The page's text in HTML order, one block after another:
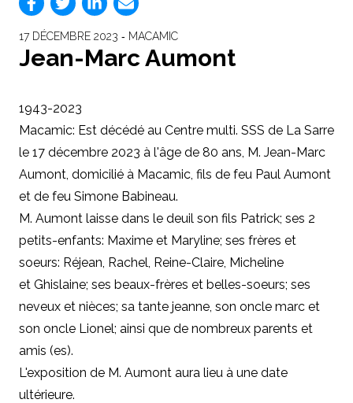
17 DÉCEMBRE 2023 ‐ MACAMIC
Jean-Marc Aumont
1943-2023
Macamic: Est décédé au Centre multi. SSS de La Sarre
le 17 décembre 2023 à l'âge de 80 ans, M. Jean-Marc
Aumont, domicilié à Macamic, fils de feu Paul Aumont
et de feu Simone Babineau.
M. Aumont laisse dans le deuil son fils Patrick; ses 2
petits-enfants: Maxime et Maryline; ses frères et
soeurs: Réjean, Rachel, Reine-Claire, Micheline
et Ghislaine; ses beaux-frères et belles-soeurs; ses
neveux et nièces; sa tante jeanne, son oncle marc et
son oncle Lionel; ainsi que de nombreux parents et
amis (es).
L'exposition de M. Aumont aura lieu à une date
ultérieure.